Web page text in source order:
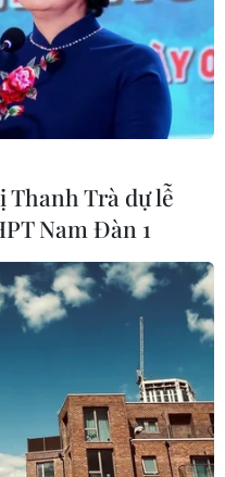
lịch với
Thanh Trà dự lễ
Nam Đàn 1